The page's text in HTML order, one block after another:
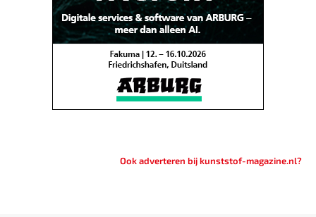
Ook adverteren bij kunststof-magazine.nl?